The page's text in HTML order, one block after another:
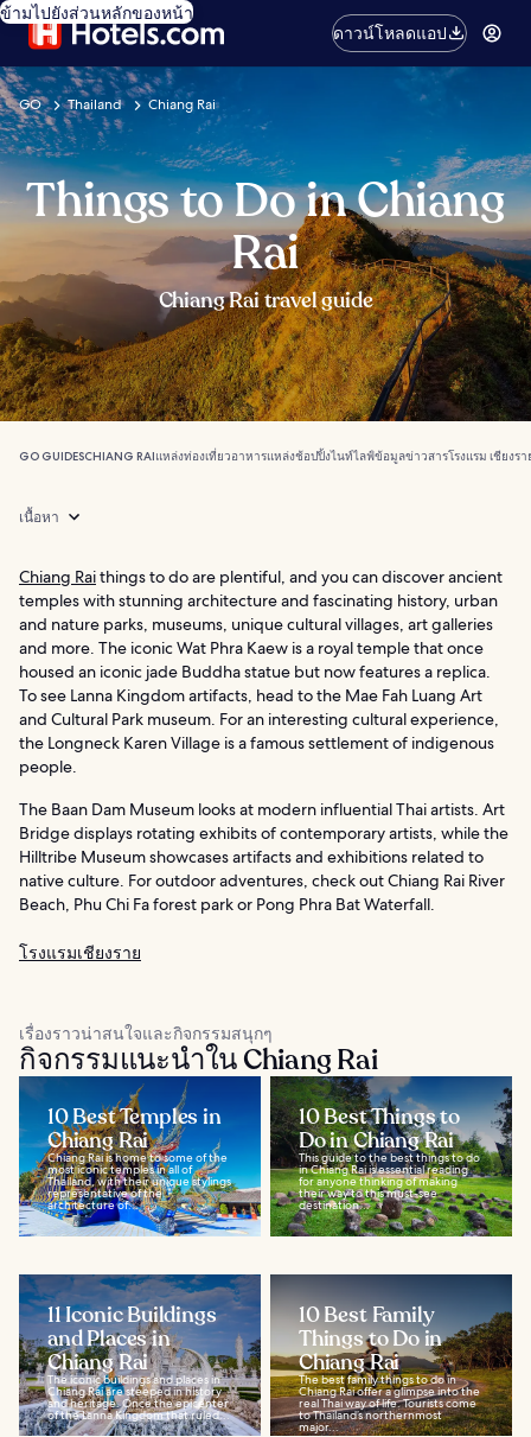
ข้ามไปยังส่วนหลักของหน้า
ดาวน์โหลดแอป
GO Thailand Chiang Rai
Things to Do in Chiang
Rai
Chiang Rai travel guide
GO GUIDESCHIANG RAIแหล่งท่องเที่ยวอาหารแหล่งช้อปปิ้งไนท์ไลฟ์ข้อมูลข่าวสารโรงแรม เชียงรา
เนื้อหา
Chiang Raithings to do are plentiful, and you can discover ancient
temples with stunning architecture and fascinating history, urban
and nature parks, museums, unique cultural villages, art galleries
and more. The iconic Wat Phra Kaew is a royal temple that once
housed an iconic jade Buddha statue but now features a replica.
To see Lanna Kingdom artifacts, head to the Mae Fah Luang Art
and Cultural Park museum. For an interesting cultural experience,
the Longneck Karen Village is a famous settlement of indigenous
people.
The Baan Dam Museum looks at modern influential Thai artists. Art
Bridge displays rotating exhibits of contemporary artists, while the
Hilltribe Museum showcases artifacts and exhibitions related to
native culture. For outdoor adventures, check out Chiang Rai River
Beach, Phu Chi Fa forest park or Pong Phra Bat Waterfall.
โรงแรมเชียงราย
เรื่องราวน่าสนใจและกิจกรรมสนุกๆ
กิจกรรมแนะนำใน Chiang Rai
10 Best Temples in
Chiang Rai
Chiang Rai is home to some of the
most iconic temples in all of
Thailand, with their unique stylings
representative of the
architecture of...
10 Best Things to
Do in Chiang Rai
This guide to the best things to do
in Chiang Rai is essential reading
for anyone thinking of making
their way to this must-see
destination...
11 Iconic Buildings
and Places in
Chiang Rai
The iconic buildings and places in
Chiang Rai are steeped in history
and heritage. Once the epicenter
of the Lanna Kingdom that ruled...
10 Best Family
Things to Do in
Chiang Rai
The best family things to do in
Chiang Rai offer a glimpse into the
real Thai way of life. Tourists come
to Thailand’s northernmost
major...